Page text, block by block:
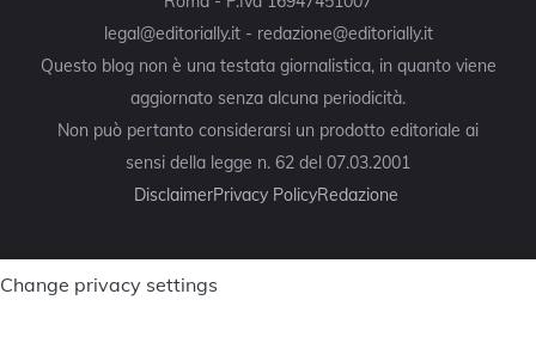
legal@editorially.it - redazione@editorially.it
Questo blog non è una testata giornalistica, in quanto viene
aggiornato senza alcuna periodicità.
Non può pertanto considerarsi un prodotto editoriale ai
sensi della legge n. 62 del 07.03.2001
DisclaimerPrivacy PolicyRedazione
Change privacy settings